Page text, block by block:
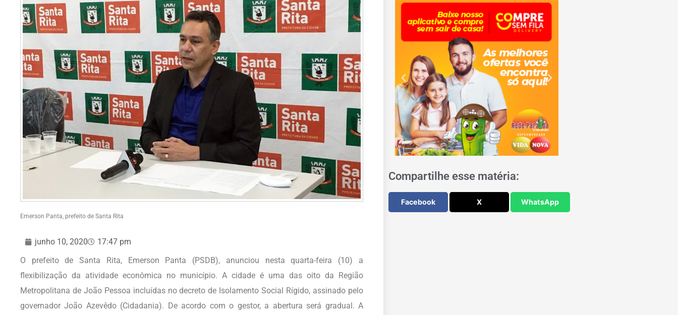
Emerson Panta, prefeito de Santa Rita
junho 10, 2020
17:47 pm
O prefeito de Santa Rita, Emerson Panta (PSDB), anunciou nesta quarta-feira (10) a
flexibilização da atividade econômica no município. A cidade é uma das oito da Região
Metropolitana de João Pessoa incluídas no decreto de Isolamento Social Rígido, assinado pelo
governador João Azevêdo (Cidadania). De acordo com o gestor, a abertura será gradual. A
Compartilhe esse matéria:
Facebook X WhatsApp